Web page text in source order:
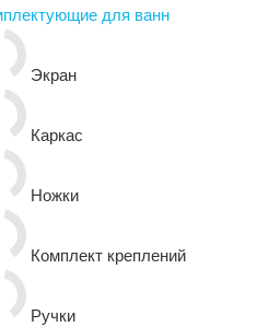
для ванн
Экран
Каркас
Ножки
Комплект креплений
Ручки